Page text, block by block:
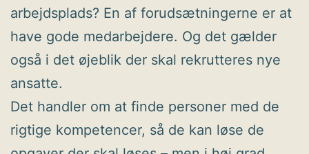
arbejdsplads? En af forudsætningerne er at
have gode medarbejdere. Og det gælder
også i det øjeblik der skal rekrutteres nye
ansatte.
Det handler om at finde personer med de
rigtige kompetencer, så de kan løse de